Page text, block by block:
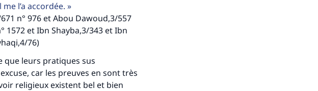
l’a accordée.
n° 976 et Abou Dawoud,3/557
1572 et Ibn Shayba,3/343 et Ibn
76)
que leurs pratiques sus
car les preuves en sont très
religieux existent bel et bien